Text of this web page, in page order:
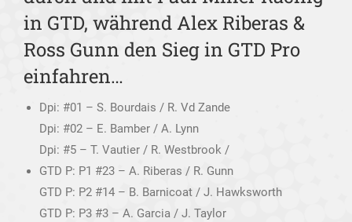
in GTD, während Alex Riberas &
Ross Gunn den Sieg in GTD Pro
einfahren…
Dpi: #01 – S. Bourdais / R. Vd Zande
Dpi: #02 – E. Bamber / A. Lynn
Dpi: #5 – T. Vautier / R. Westbrook /
GTD P: P1 #23 – A. Riberas / R. Gunn
GTD P: P2 #14 – B. Barnicoat / J. Hawksworth
GTD P: P3 #3 – A. Garcia / J. Taylor